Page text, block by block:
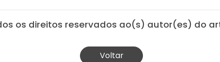
os direitos reservados ao(s) autor(es) do
Voltar